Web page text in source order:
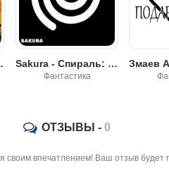
Фрай Sakura - Спираль: Иные миры
Фантастика
ОТЗЫВЫ - 0
своим впечатлением! Ваш отзыв будет